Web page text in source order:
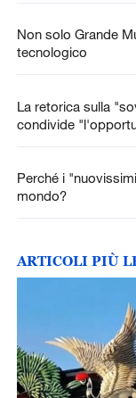
Non solo Grande
tecnologico
La retorica sulla
condivide
Perché i
mondo?
ARTICOLI PIÙ